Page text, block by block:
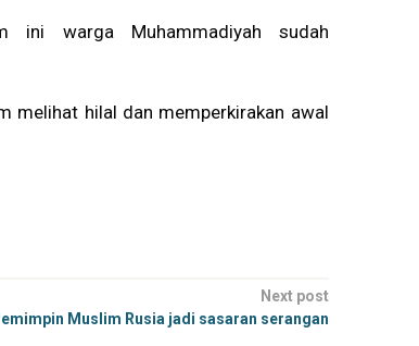
ini warga Muhammadiyah sudah
melihat hilal dan memperkirakan awal
Next post
Muslim Rusia jadi sasaran serangan